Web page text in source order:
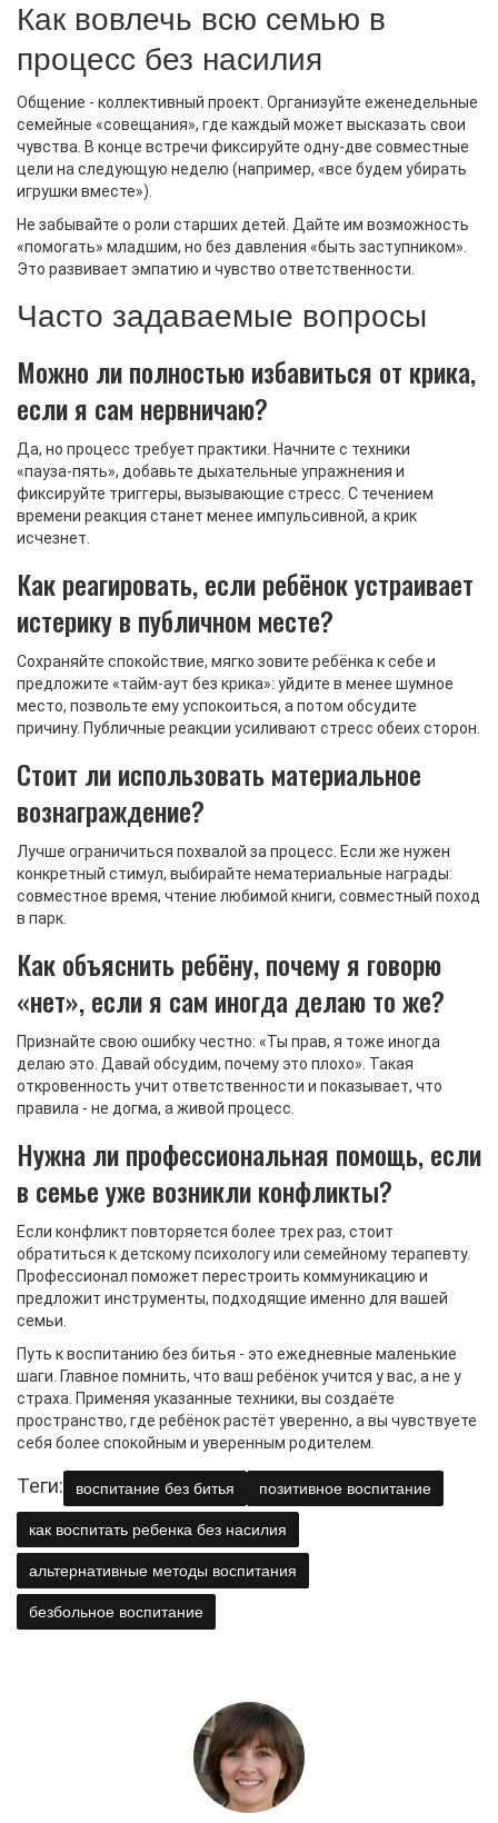
Как вовлечь всю семью в
процесс без насилия
Общение - коллективный проект. Организуйте еженедельные
семейные «совещания», где каждый может высказать свои
чувства. В конце встречи фиксируйте одну‑две совместные
цели на следующую неделю (например, «все будем убирать
игрушки вместе»).
Не забывайте о роли старших детей. Дайте им возможность
«помогать» младшим, но без давления «быть заступником».
Это развивает эмпатию и чувство ответственности.
Часто задаваемые вопросы
Можно ли полностью избавиться от крика,
если я сам нервничаю?
Да, но процесс требует практики. Начните с техники
«пауза‑пять», добавьте дыхательные упражнения и
фиксируйте триггеры, вызывающие стресс. С течением
времени реакция станет менее импульсивной, а крик
исчезнет.
Как реагировать, если ребёнок устраивает
истерику в публичном месте?
Сохраняйте спокойствие, мягко зовите ребёнка к себе и
предложите «тайм‑аут без крика»: уйдите в менее шумное
место, позвольте ему успокоиться, а потом обсудите
причину. Публичные реакции усиливают стресс обеих сторон.
Стоит ли использовать материальное
вознаграждение?
Лучше ограничиться похвалой за процесс. Если же нужен
конкретный стимул, выбирайте нематериальные награды:
совместное время, чтение любимой книги, совместный поход
в парк.
Как объяснить ребёну, почему я говорю
«нет», если я сам иногда делаю то же?
Признайте свою ошибку честно: «Ты прав, я тоже иногда
делаю это. Давай обсудим, почему это плохо». Такая
откровенность учит ответственности и показывает, что
правила - не догма, а живой процесс.
Нужна ли профессиональная помощь, если
в семье уже возникли конфликты?
Если конфликт повторяется более трех раз, стоит
обратиться к детскому психологу или семейному терапевту.
Профессионал поможет перестроить коммуникацию и
предложит инструменты, подходящие именно для вашей
семьи.
Путь к воспитанию без битья - это ежедневные маленькие
шаги. Главное помнить, что ваш ребёнок учится у вас, а не у
страха. Применяя указанные техники, вы создаёте
пространство, где ребёнок растёт уверенно, а вы чувствуете
себя более спокойным и уверенным родителем.
Теги: воспитание без битья позитивное воспитание
как воспитать ребенка без насилия
альтернативные методы воспитания
безбольное воспитание